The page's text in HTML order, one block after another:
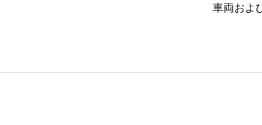
車両およ